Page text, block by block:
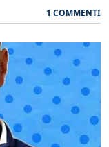
1 COMMENTI